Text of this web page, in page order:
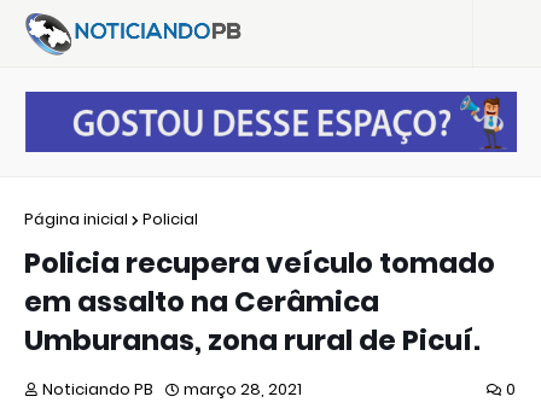
Página inicial Policial
Policia recupera veículo tomado
em assalto na Cerâmica
Umburanas, zona rural de Picuí.
Noticiando PB março 28, 2021 0